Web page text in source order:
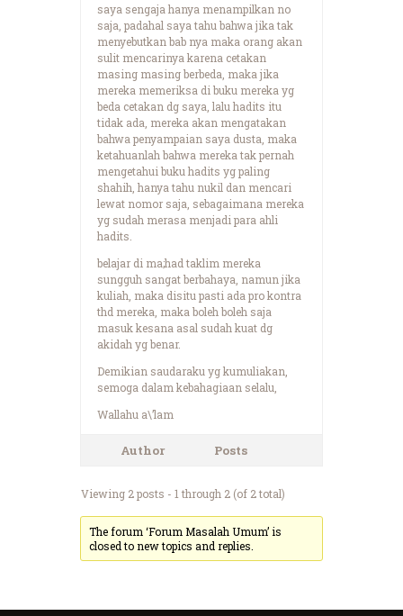
saya sengaja hanya menampilkan no
saja, padahal saya tahu bahwa jika tak
menyebutkan bab nya maka orang akan
sulit mencarinya karena cetakan
masing masing berbeda, maka jika
mereka memeriksa di buku mereka yg
beda cetakan dg saya, lalu hadits itu
tidak ada, mereka akan mengatakan
bahwa penyampaian saya dusta, maka
ketahuanlah bahwa mereka tak pernah
mengetahui buku hadits yg paling
shahih, hanya tahu nukil dan mencari
lewat nomor saja, sebagaimana mereka
yg sudah merasa menjadi para ahli
hadits.
belajar di ma;had taklim mereka
sungguh sangat berbahaya, namun jika
kuliah, maka disitu pasti ada pro kontra
thd mereka, maka boleh boleh saja
masuk kesana asal sudah kuat dg
akidah yg benar.
Demikian saudaraku yg kumuliakan,
semoga dalam kebahagiaan selalu,
Wallahu a\’lam
Author Posts
Viewing 2 posts - 1 through 2 (of 2 total)
The forum ‘Forum Masalah Umum’ is
closed to new topics and replies.